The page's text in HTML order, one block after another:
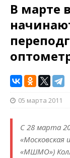
В марте
05 марта 2011
С 28 марта
«Московская
«МШМО»)